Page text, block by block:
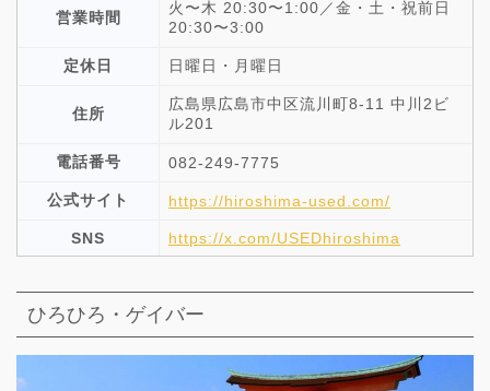
営業時間
火〜木 20:30〜1:00／金・土・祝前日
20:30〜3:00
定休日 日曜日・月曜日
住所
広島県広島市中区流川町8-11 中川2ビ
ル201
電話番号 082-249-7775
公式サイト https://hiroshima-used.com/
SNS https://x.com/USEDhiroshima
ひろひろ・ゲイバー